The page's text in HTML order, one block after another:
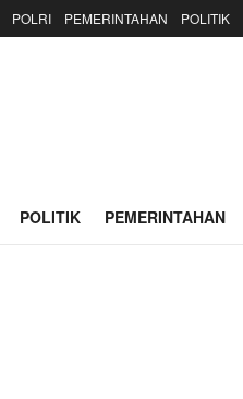
POLRI PEMERINTAHAN POLITIK
POLITIK PEMERINTAHAN